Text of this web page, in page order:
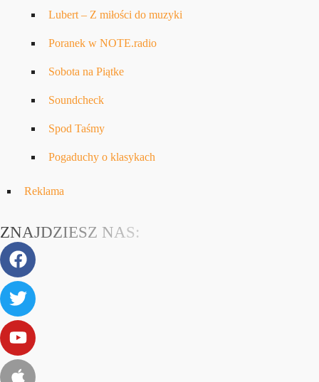
Lubert – Z miłości do muzyki
Poranek w NOTE.radio
Sobota na Piątke
Soundcheck
Spod Taśmy
Pogaduchy o klasykach
Reklama
ZNAJDZIESZ NAS: